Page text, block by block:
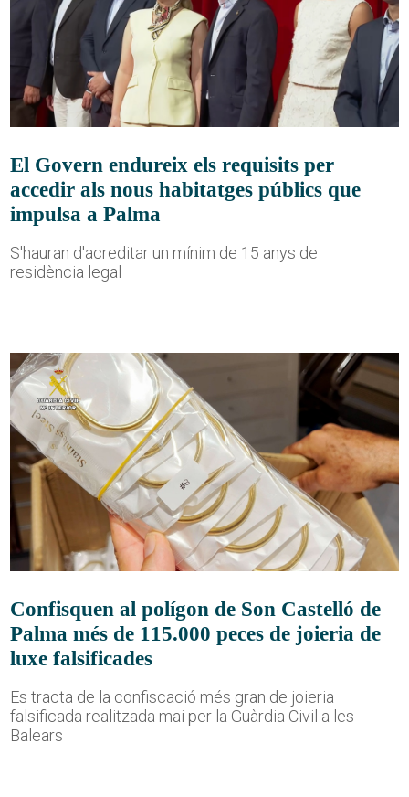
El Govern endureix els requisits per
accedir als nous habitatges públics que
impulsa a Palma
S'hauran d'acreditar un mínim de 15 anys de
residència legal
Confisquen al polígon de Son Castelló de
Palma més de 115.000 peces de joieria de
luxe falsificades
Es tracta de la confiscació més gran de joieria
falsificada realitzada mai per la Guàrdia Civil a les
Balears